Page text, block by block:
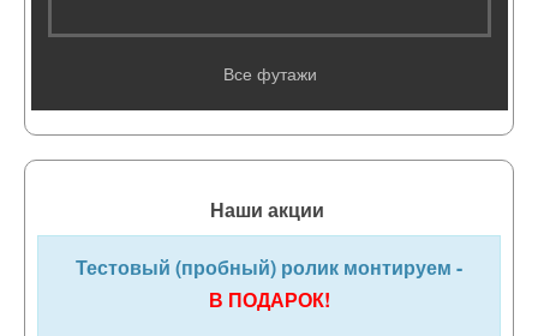
Все футажи
Наши акции
Тестовый (пробный) ролик монтируем -
В ПОДАРОК!